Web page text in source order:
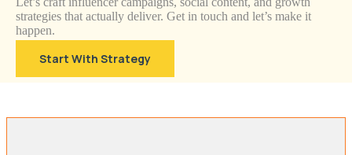
strategies that actually deliver. Get in touch and let’s make it
happen.
Start With Strategy